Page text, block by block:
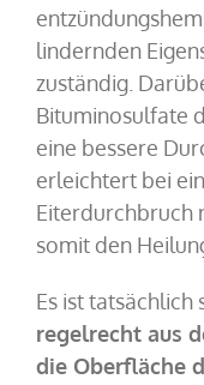
lindernden
zuständig.
Bituminosulfate
eine bessere
erleichtert bei
Eiterdurchbruch
somit den
Es ist tatsächlich
regelrecht aus
die Oberfläche